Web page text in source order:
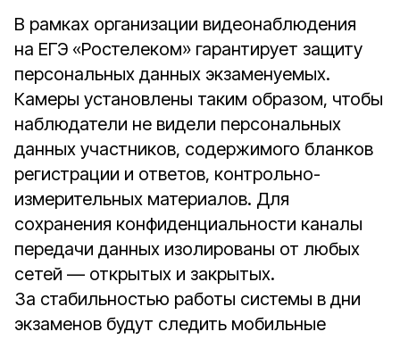
В рамках организации видеонаблюдения
на ЕГЭ «Ростелеком» гарантирует защиту
персональных данных экзаменуемых.
Камеры установлены таким образом, чтобы
наблюдатели не видели персональных
данных участников, содержимого бланков
регистрации и ответов, контрольно-
измерительных материалов. Для
сохранения конфиденциальности каналы
передачи данных изолированы от любых
сетей — открытых и закрытых.
За стабильностью работы системы в дни
экзаменов будут следить мобильные